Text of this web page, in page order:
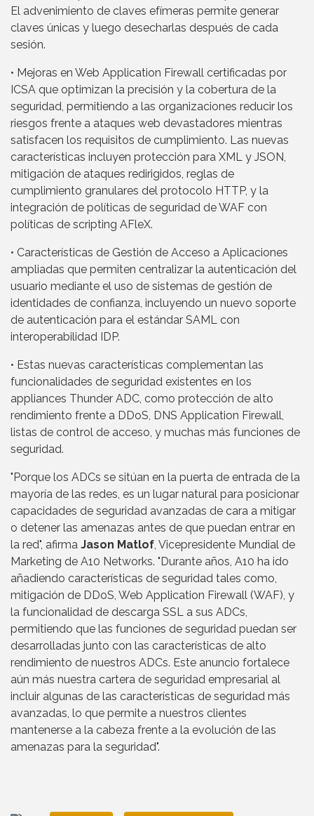
El advenimiento de claves efímeras permite generar
claves únicas y luego desecharlas después de cada
sesión.
• Mejoras en Web Application Firewall certificadas por
ICSA que optimizan la precisión y la cobertura de la
seguridad, permitiendo a las organizaciones reducir los
riesgos frente a ataques web devastadores mientras
satisfacen los requisitos de cumplimiento. Las nuevas
características incluyen protección para XML y JSON,
mitigación de ataques redirigidos, reglas de
cumplimiento granulares del protocolo HTTP, y la
integración de políticas de seguridad de WAF con
políticas de scripting AFleX.
• Características de Gestión de Acceso a Aplicaciones
ampliadas que permiten centralizar la autenticación del
usuario mediante el uso de sistemas de gestión de
identidades de confianza, incluyendo un nuevo soporte
de autenticación para el estándar SAML con
interoperabilidad IDP.
• Estas nuevas características complementan las
funcionalidades de seguridad existentes en los
appliances Thunder ADC, como protección de alto
rendimiento frente a DDoS, DNS Application Firewall,
listas de control de acceso, y muchas más funciones de
seguridad.
"Porque los ADCs se sitúan en la puerta de entrada de la
mayoría de las redes, es un lugar natural para posicionar
capacidades de seguridad avanzadas de cara a mitigar
o detener las amenazas antes de que puedan entrar en
la red", afirma Jason Matlof, Vicepresidente Mundial de
Marketing de A10 Networks. "Durante años, A10 ha ido
añadiendo características de seguridad tales como,
mitigación de DDoS, Web Application Firewall (WAF), y
la funcionalidad de descarga SSL a sus ADCs,
permitiendo que las funciones de seguridad puedan ser
desarrolladas junto con las características de alto
rendimiento de nuestros ADCs. Este anuncio fortalece
aún más nuestra cartera de seguridad empresarial al
incluir algunas de las características de seguridad más
avanzadas, lo que permite a nuestros clientes
mantenerse a la cabeza frente a la evolución de las
amenazas para la seguridad".